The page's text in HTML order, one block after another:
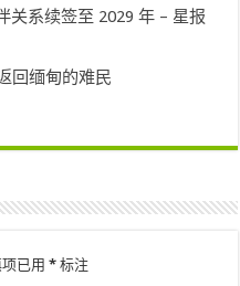
关系续签至 2029 年 – 星报
回缅甸的难民
项已用* 标注